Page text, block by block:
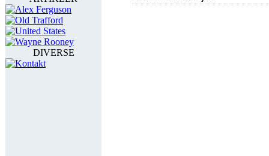
Alex Ferguson
Old Trafford
United States
Wayne Rooney
DIVERSE
Kontakt